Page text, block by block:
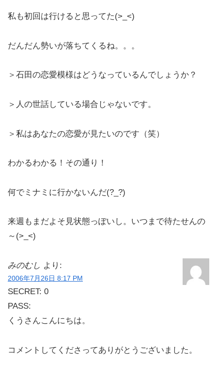
私も初回は行けると思ってた(>_<)
だんだん勢いが落ちてくるね。。。
＞石田の恋愛模様はどうなっているんでしょうか？
＞人の世話している場合じゃないです。
＞私はあなたの恋愛が見たいのです（笑）
わかるわかる！その通り！
何でミナミに行かないんだ(?_?)
来週もまだよそ見状態っぽいし。いつまで待たせんの
～(>_<)
みのむし より:
2006年7月26日 8:17 PM
SECRET: 0
PASS:
くうさんこんにちは。
コメントしてくださってありがとうございました。